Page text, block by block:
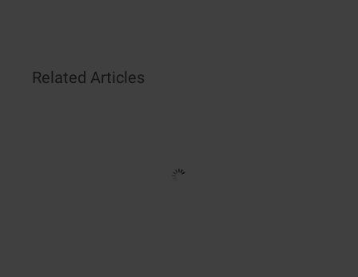
Related Articles